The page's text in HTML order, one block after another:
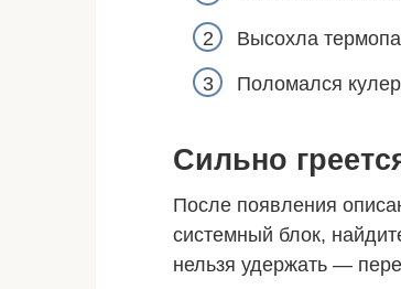
Высохла
Поломался
Сильно
После появления
системный блок,
нельзя удержать —